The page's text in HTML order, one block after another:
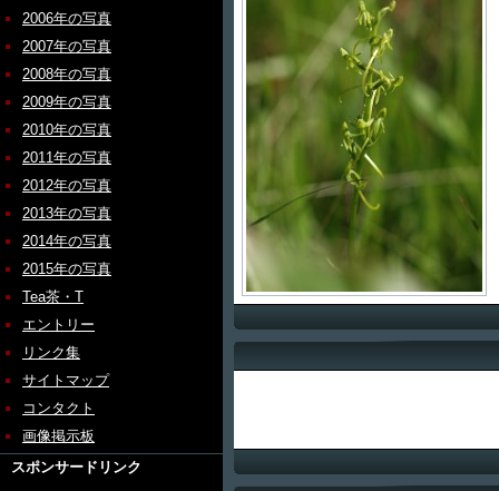
2006年の写真
2007年の写真
2008年の写真
2009年の写真
2010年の写真
2011年の写真
2012年の写真
2013年の写真
2014年の写真
2015年の写真
Tea茶・T
エントリー
リンク集
サイトマップ
コンタクト
画像掲示板
スポンサードリンク